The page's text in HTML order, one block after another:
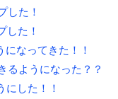
した！
した！
なってきた！！
るようになった？？
にした！！